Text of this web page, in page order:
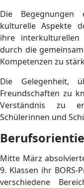
Die Begegnungen
kulturelle Aspekte
ihre
durch die
Kompetenzen zu
Die Gelegenheit,
Freundschaften zu
Verständnis zu
Schülerinnen und
Mitte März
9. Klassen ihr
verschiedene